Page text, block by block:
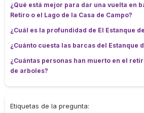
¿Qué está mejor para dar una vuelta en
Retiro o el Lago de la Casa de Campo?
¿Cuál es la profundidad de El Estanque
¿Cuánto cuesta las barcas del Estanque
¿Cuántas personas han muerto en el
de arboles?
Etiquetas de la pregunta: